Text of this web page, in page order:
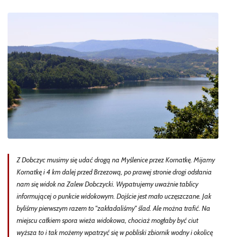
Z Dobczyc musimy się udać drogą na Myślenice przez Kornatkę. Mijamy
Kornatkę i 4 km dalej przed Brzezową, po prawej stronie drogi odsłania
nam się widok na Zalew Dobczycki. Wypatrujemy uważnie tablicy
informującej o punkcie widokowym. Dojście jest mało uczęszczane. Jak
byliśmy pierwszym razem to "zakładaliśmy" ślad. Ale można trafić. Na
miejscu całkiem spora wieża widokowa, chociaż mogłaby być ciut
wyższa to i tak możemy wpatrzyć się w pobliski zbiornik wodny i okolicę